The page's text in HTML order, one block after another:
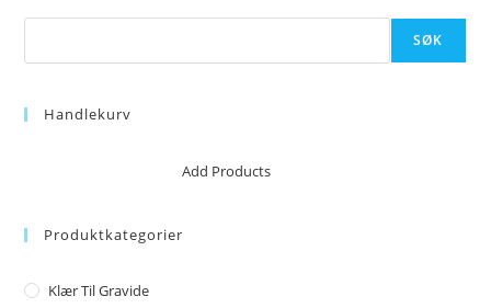
SØK
Handlekurv
No products in the cart.Add Products
Produktkategorier
Klær Til Gravide